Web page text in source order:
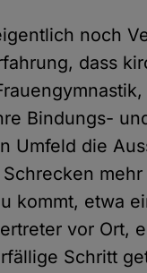
noch
dass
Bindungs-
Umfeld die
kommt, etwa
vor Ort,
Schritt